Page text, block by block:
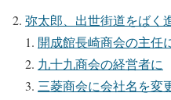
弥太郎、出世街道をばく
開成館長崎商会の主任
九十九商会の経営者に
三菱商会に会社名を変